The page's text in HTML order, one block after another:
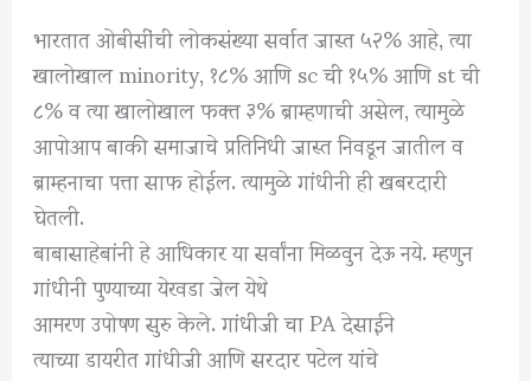
भारतात ओबीसींची लोकसंख्या सर्वात जास्त ५२% आहे, त्या
खालोखाल minority, १८% आणि sc ची १५% आणि st ची
८% व त्या खालोखाल फक्त ३% ब्राम्हणाची असेल, त्यामुळे
आपोआप बाकी समाजाचे प्रतिनिधी जास्त निवडून जातील व
ब्राम्हनाचा पत्ता साफ होईल. त्यामुळे गांधीनी ही खबरदारी
घेतली.
बाबासाहेबांनी हे आधिकार या सर्वांना मिळवुन देऊ नये. म्हणुन
गांधीनी पुण्याच्या येरवडा जेल येथे
आमरण उपोषण सुरु केले. गांधीजी चा PA देसाईने
त्याच्या डायरीत गांधीजी आणि सरदार पटेल यांचे